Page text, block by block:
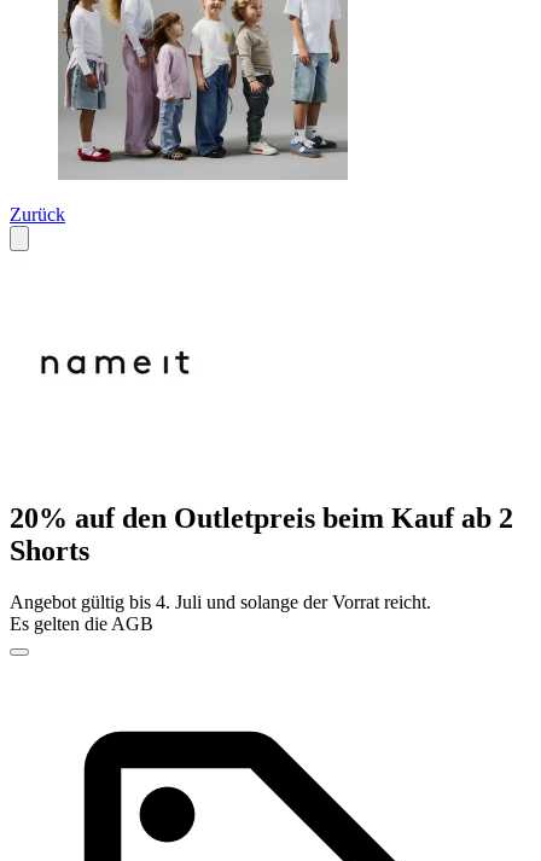
Zurück
20% auf den Outletpreis beim Kauf ab 2
Shorts
Angebot gültig bis 4. Juli und solange der Vorrat reicht.
Es gelten die AGB